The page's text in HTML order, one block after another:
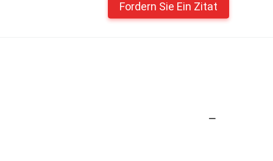
Fordern Sie Ein Zitat